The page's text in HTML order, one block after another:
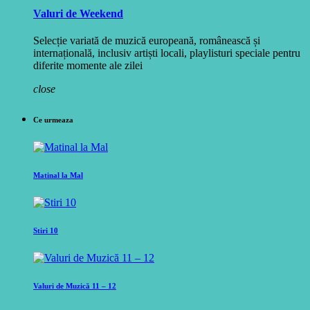
Valuri de Weekend
Selecție variată de muzică europeană, românească și
internațională, inclusiv artiști locali, playlisturi speciale pentru
diferite momente ale zilei
close
Ce urmeaza
Matinal la Mal
Stiri 10
Valuri de Muzică 11 – 12